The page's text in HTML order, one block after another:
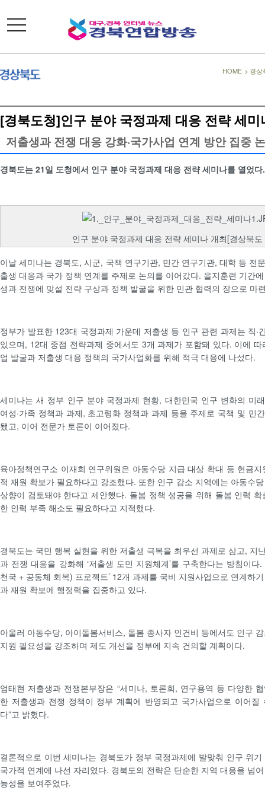
toggle
navigation
HOME > 경상
[경북도청]인구 분야 국정과제 대응 전략 세미
저출생과 전쟁 대응 강화·국가사업 연계 방안 집중
경북도는 21일 도청에서 인구 분야 국정과제 대응 전략 세미나를 열었다.
인구 분야 국정과제 대응 전략 세미나 개최[경상북
이날 세미나는 경북도, 시군, 국책 연구기관, 민간 연구기관, 대학 등 전
출생 대응과 국가 정책 연계를 주제로 논의를 이어갔다. 을지훈련 기간
생과 전쟁에 맞설 전략 구상과 정책 발굴을 위한 민관 협력의 장으로 마
정부가 발표한 123대 국정과제 가운데 저출생 등 인구 관련 과제는 직·
있으며, 12대 중점 전략과제 중에서도 3개 과제가 포함돼 있다. 이에
업 발굴과 저출생 대응 정책의 국가사업화를 위해 적극 대응에 나섰다.
세미나는 새 정부 인구 분야 국정과제 현황, 대한민국 인구 변화의 미
여성·가족 정책과 과제, 초고령화 정책과 과제 등을 주제로 국책 및 민
됐고, 이어 전문가 토론이 이어졌다.
육아정책연구소 이재희 연구위원은 아동수당 지급 대상 확대 등 현금
적 재원 확보가 필요하다고 강조했다. 또한 인구 감소 지역에는 아동수
상향이 검토돼야 한다고 제안했다. 돌봄 정책 성공을 위해 돌봄 인력
한 인력 부족 해소도 필요하다고 지적했다.
경북도는 국민 행복 실현을 위한 저출생 극복을 최우선 과제로 삼고, 지
과 전쟁 대응을 강화해 ‘저출생 도민 지원체계’를 구축한다는 방침이다
천국 + 공동체 회복) 프로젝트’ 12개 과제를 국비 지원사업으로 연계하
과 재원 확보에 행정력을 집중하고 있다.
아울러 아동수당, 아이돌봄서비스, 돌봄 종사자 인건비 등에서도 인구
지원 필요성을 강조하며 제도 개선을 정부에 지속 건의할 계획이다.
엄태현 저출생과 전쟁본부장은 “세미나, 토론회, 연구용역 등 다양한
한 저출생과 전쟁 정책이 정부 계획에 반영되고 국가사업으로 이어질
다”고 밝혔다.
결론적으로 이번 세미나는 경북도가 정부 국정과제에 발맞춰 인구 위
국가적 연계에 나선 자리였다. 경북도의 전략은 단순한 지역 대응을 넘
능성을 보여주었다.